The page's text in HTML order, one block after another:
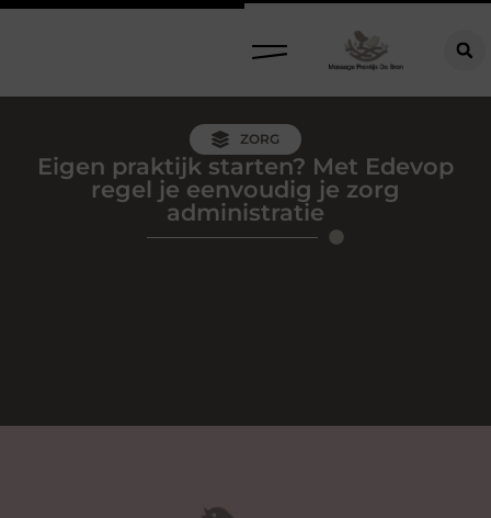
ZORG
Eigen praktijk starten? Met Edevop
regel je eenvoudig je zorg
administratie